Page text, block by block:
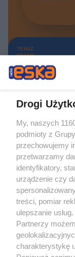
TERAZ
GRAMY
Żaden utwór
rozpowszechniany
tym także
eksploatacji w
bez pisemnej zgody
wykorzystanie
bez właściwej zgody,
prawnie.
Drogi
My, naszych
podmioty z
przechowujemy
przetwarzamy
identyfikatory,
urządzenie czy
treści, pomiar
ulepszanie
Partnerzy
charakterystykę